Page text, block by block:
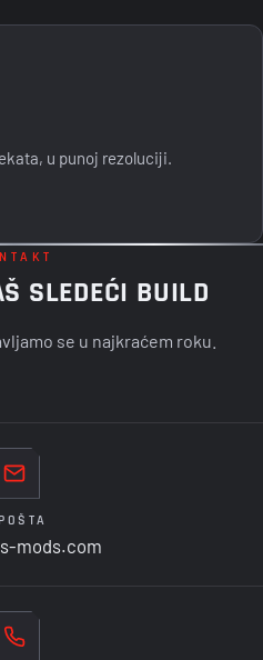
u punoj rezoluciji.
SLEDEĆI BUILD
se u najkraćem roku.
mods.com